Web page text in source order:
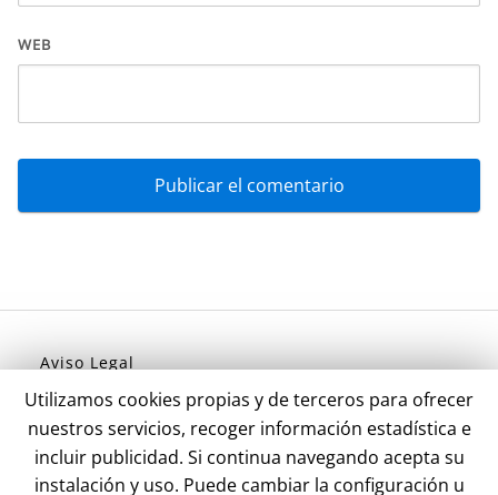
WEB
Aviso Legal
Politica de Cookies
Utilizamos cookies propias y de terceros para ofrecer
nuestros servicios, recoger información estadística e
incluir publicidad. Si continua navegando acepta su
instalación y uso. Puede cambiar la configuración u